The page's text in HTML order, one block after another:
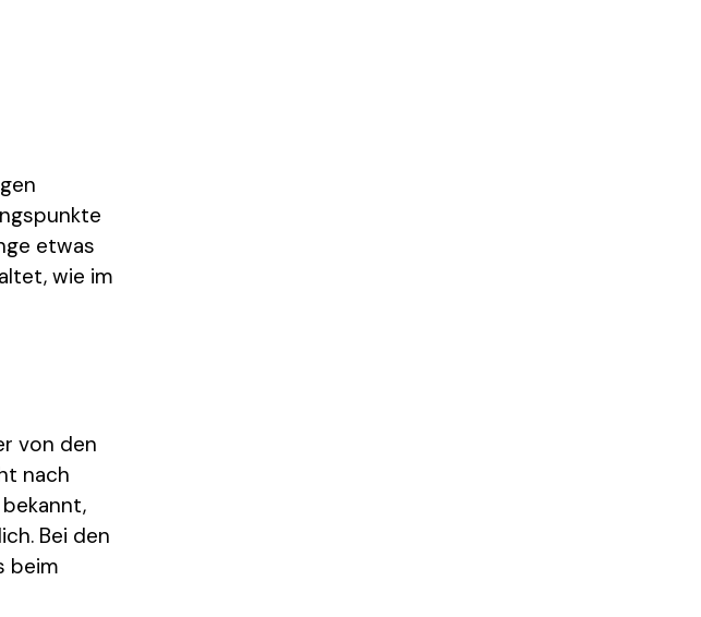
etwas
wie im
von den
nach
Bei den
beim